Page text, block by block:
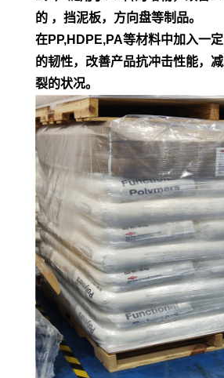
的 ，挡泥板，方向盘等制品。
在PP,HDPE,PA等材料中加入一
的韧性，改善产品抗冲击性能，
裂的状况。